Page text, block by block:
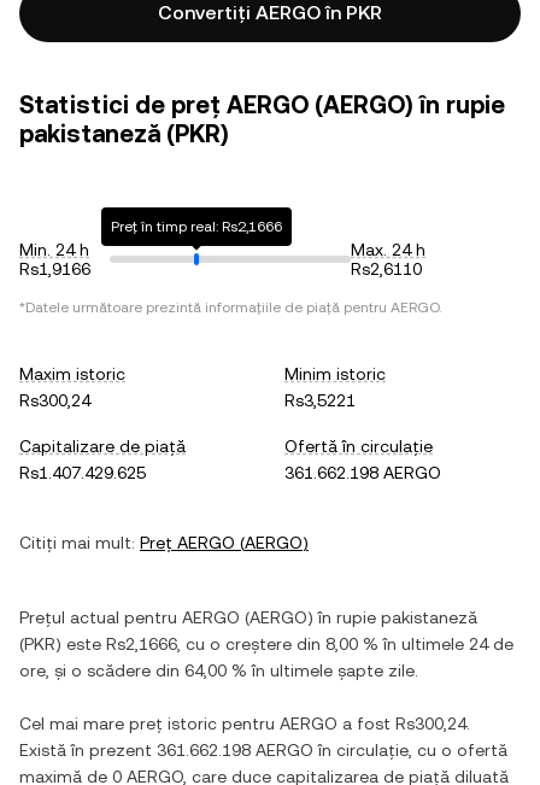
Convertiți AERGO în PKR
Statistici de preț AERGO (AERGO) în rupie
pakistaneză (PKR)
Min. 24 h
Rs1,9166
Preț în timp real: Rs2,1666
Max. 24 h
Rs2,6110
*Datele următoare prezintă informațiile de piață pentru AERGO.
Maxim istoric
Rs300,24
Minim istoric
Rs3,5221
Capitalizare de piață
Rs1.407.429.625
Ofertă în circulație
361.662.198 AERGO
Citiți mai mult: Preț AERGO (AERGO)
Prețul actual pentru AERGO (AERGO) în rupie pakistaneză
(PKR) este Rs2,1666 , cu o creștere din 8,00 % în ultimele 24 de
ore, și o scădere din 64,00 % în ultimele șapte zile.
Cel mai mare preț istoric pentru AERGO a fost Rs300,24.
Există în prezent 361.662.198 AERGO în circulație, cu o ofertă
maximă de 0 AERGO , care duce capitalizarea de piață diluată